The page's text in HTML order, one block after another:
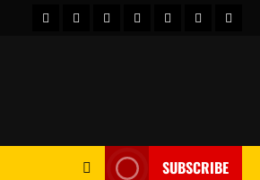
HOMEBeritahot
BusinessKesehatan
Sport
SUBSCRIBE